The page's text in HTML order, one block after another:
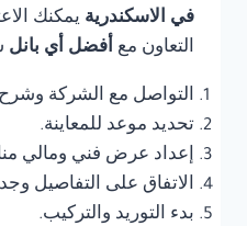
في الاسكندرية يمكنك
التعاون مع أفضل أي بانل
التواصل مع الشركة
تحديد موعد للمعاينة.
إعداد عرض فني ومالي
الاتفاق على التفاصيل
بدء التوريد والتركيب.